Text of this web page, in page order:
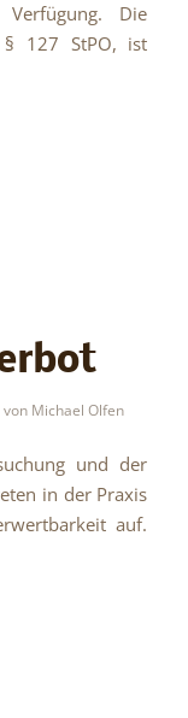
Die
127 StPO, ist
von Michael Olfen
und der
in der Praxis
auf.